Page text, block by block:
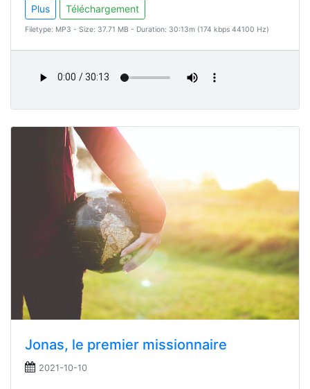
Plus Téléchargement
Filetype: MP3 - Size: 37.71 MB - Duration: 30:13m (174 kbps 44100 Hz)
Jonas, le premier missionnaire
2021-10-10